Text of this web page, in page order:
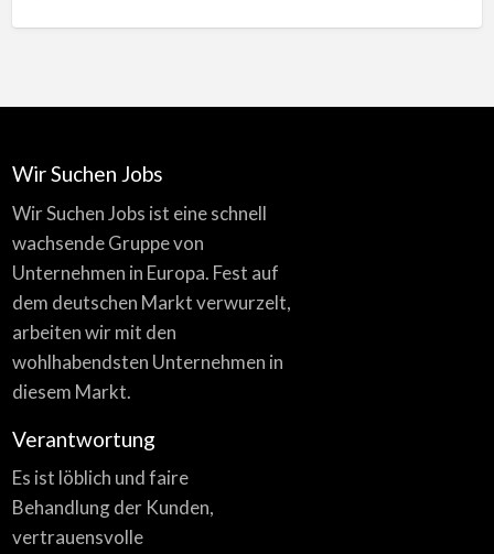
Wir Suchen Jobs
Wir Suchen Jobs ist eine schnell
wachsende Gruppe von
Unternehmen in Europa. Fest auf
dem deutschen Markt verwurzelt,
arbeiten wir mit den
wohlhabendsten Unternehmen in
diesem Markt.
Verantwortung
Es ist löblich und faire
Behandlung der Kunden,
vertrauensvolle